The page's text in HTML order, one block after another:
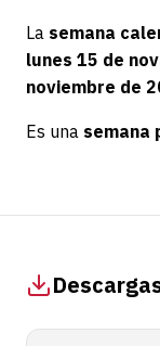
La semana
lunes 15 de
noviembre de
Es una semana